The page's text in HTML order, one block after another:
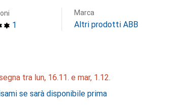
1
Marca
Altri prodotti ABB
tra lun, 16.11. e mar, 1.12.
se sarà disponibile prima